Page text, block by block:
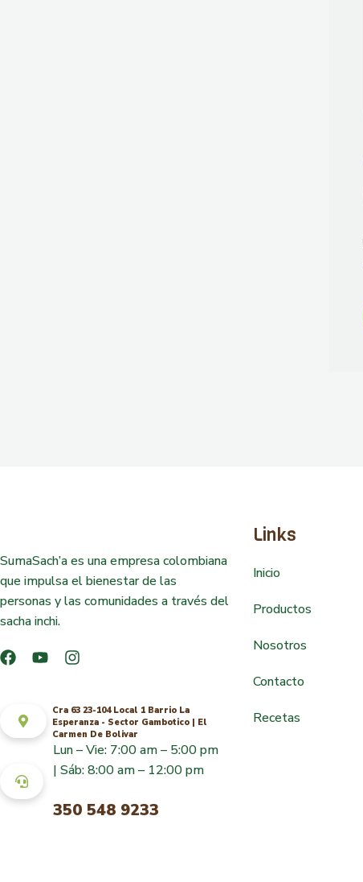
SumaSach’a es una empresa colombiana
que impulsa el bienestar de las
personas y las comunidades a través del
sacha inchi.
Cra 63 23-104 Local 1 Barrio La
Esperanza - Sector Gambotico | El
Carmen De Bolivar
Lun – Vie: 7:00 am – 5:00 pm
| Sáb: 8:00 am – 12:00 pm
350 548 9233
Links
Inicio
Productos
Nosotros
Contacto
Recetas